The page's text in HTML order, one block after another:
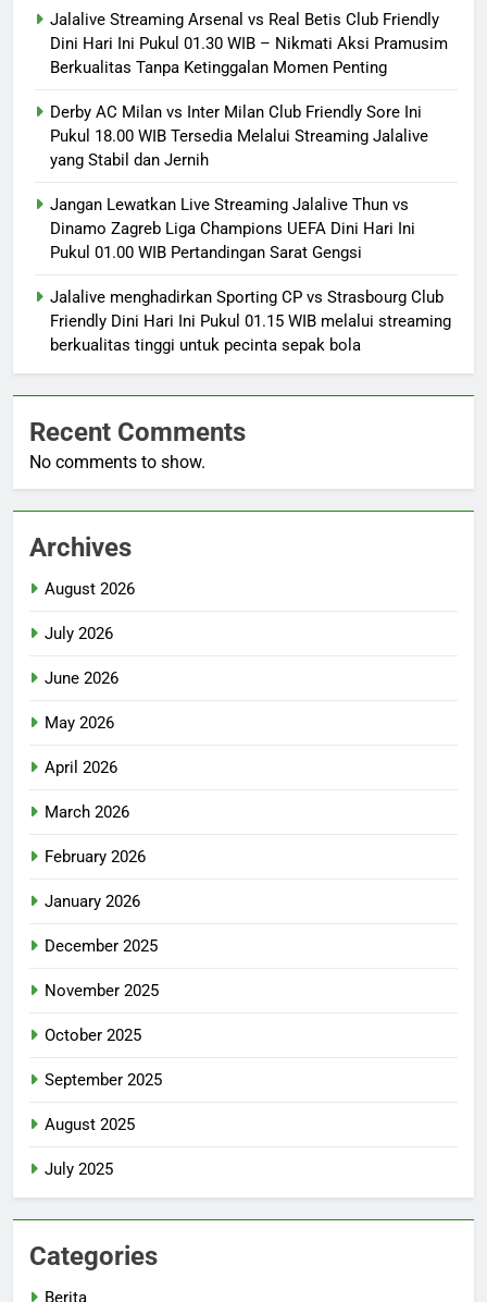
Jalalive Streaming Arsenal vs Real Betis Club Friendly
Dini Hari Ini Pukul 01.30 WIB – Nikmati Aksi Pramusim
Berkualitas Tanpa Ketinggalan Momen Penting
Derby AC Milan vs Inter Milan Club Friendly Sore Ini
Pukul 18.00 WIB Tersedia Melalui Streaming Jalalive
yang Stabil dan Jernih
Jangan Lewatkan Live Streaming Jalalive Thun vs
Dinamo Zagreb Liga Champions UEFA Dini Hari Ini
Pukul 01.00 WIB Pertandingan Sarat Gengsi
Jalalive menghadirkan Sporting CP vs Strasbourg Club
Friendly Dini Hari Ini Pukul 01.15 WIB melalui streaming
berkualitas tinggi untuk pecinta sepak bola
Recent Comments
No comments to show.
Archives
August 2026
July 2026
June 2026
May 2026
April 2026
March 2026
February 2026
January 2026
December 2025
November 2025
October 2025
September 2025
August 2025
July 2025
Categories